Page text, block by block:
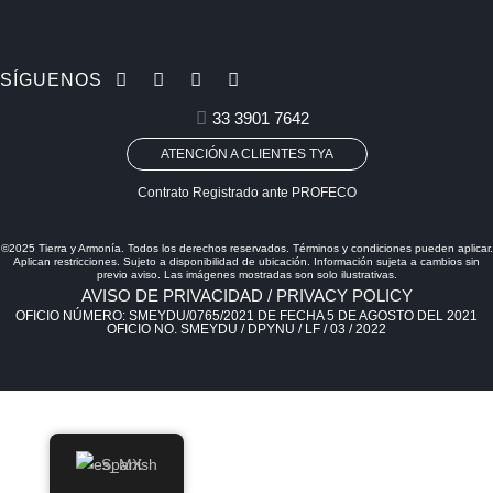
SÍGUENOS
33 3901 7642
ATENCIÓN A CLIENTES TYA
Contrato Registrado ante PROFECO
©2025 Tierra y Armonía. Todos los derechos reservados. Términos y condiciones pueden aplicar.
Aplican restricciones. Sujeto a disponibilidad de ubicación. Información sujeta a cambios sin
previo aviso. Las imágenes mostradas son solo ilustrativas.
AVISO DE PRIVACIDAD / PRIVACY POLICY
OFICIO NÚMERO: SMEYDU/0765/2021 DE FECHA 5 DE AGOSTO DEL 2021
OFICIO NO. SMEYDU / DPYNU / LF / 03 / 2022
Spanish